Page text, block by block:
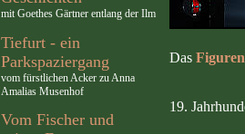
mit Goethes Gärtner entlang der Ilm
Tiefurt - ein
Parkspaziergang
vom fürstlichen Acker zu Anna
Amalias Musenhof
Vom Fischer und
Das
19.